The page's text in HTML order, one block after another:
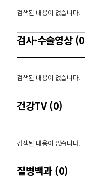
검색된 내용이 없습니다.
검사·수술영상
검색된 내용이 없습니다.
건강TV (0)
검색된 내용이 없습니다.
질병백과 (0)